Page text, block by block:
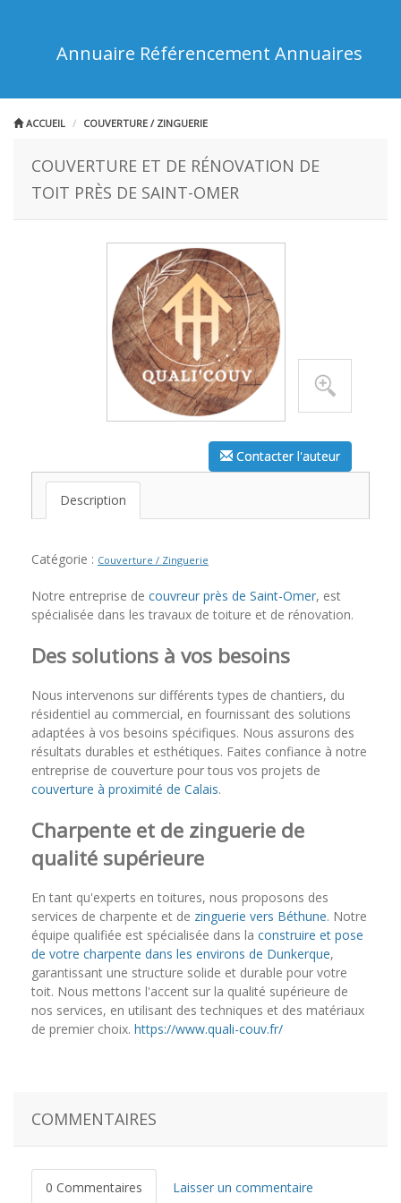
Annuaire Référencement Annuaires
ACCUEIL COUVERTURE / ZINGUERIE
COUVERTURE ET DE RÉNOVATION DE
TOIT PRÈS DE SAINT-OMER
Contacter l'auteur
Description
Catégorie : Couverture / Zinguerie
Notre entreprise de couvreur près de Saint-Omer, est
spécialisée dans les travaux de toiture et de rénovation.
Des solutions à vos besoins
Nous intervenons sur différents types de chantiers, du
résidentiel au commercial, en fournissant des solutions
adaptées à vos besoins spécifiques. Nous assurons des
résultats durables et esthétiques. Faites confiance à notre
entreprise de couverture pour tous vos projets de
couverture à proximité de Calais.
Charpente et de zinguerie de
qualité supérieure
En tant qu'experts en toitures, nous proposons des
services de charpente et de zinguerie vers Béthune. Notre
équipe qualifiée est spécialisée dans la construire et pose
de votre charpente dans les environs de Dunkerque,
garantissant une structure solide et durable pour votre
toit. Nous mettons l'accent sur la qualité supérieure de
nos services, en utilisant des techniques et des matériaux
de premier choix. https://www.quali-couv.fr/
COMMENTAIRES
0 Commentaires Laisser un commentaire